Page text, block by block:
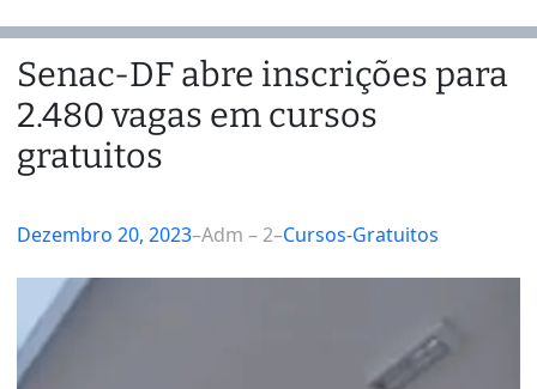
Senac-DF abre inscrições para
2.480 vagas em cursos
gratuitos
Dezembro 20, 2023–Adm – 2–Cursos-Gratuitos